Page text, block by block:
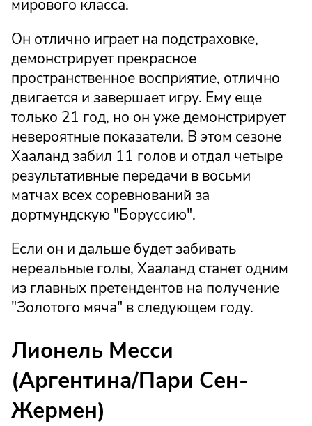
мирового класса.
Он отлично играет на подстраховке,
демонстрирует прекрасное
пространственное восприятие, отлично
двигается и завершает игру. Ему еще
только 21 год, но он уже демонстрирует
невероятные показатели. В этом сезоне
Хааланд забил 11 голов и отдал четыре
результативные передачи в восьми
матчах всех соревнований за
дортмундскую "Боруссию".
Если он и дальше будет забивать
нереальные голы, Хааланд станет одним
из главных претендентов на получение
"Золотого мяча" в следующем году.
Лионель Месси
(Аргентина/Пари Сен-
Жермен)